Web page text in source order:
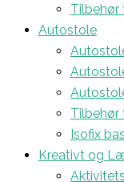
Tilbehør
Autostole
Tilbehør
Isofix
Kreativt og